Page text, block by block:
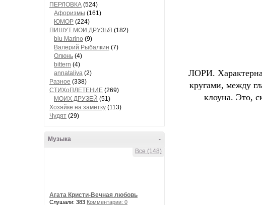
ПЕРЛОВКА (524)
Aфоризмы (161)
ЮМОР (224)
ПИШУТ МОИ ДРУЗЬЯ (182)
blu Marino (9)
Валерий Рыбалкин (7)
Олюнь (4)
bittern (4)
annataliya (2)
Разное (338)
СТИХоПЛЕТЕНИЕ (269)
МОИХ ДРУЗЕЙ (51)
Хозяйке на заметку (113)
Чудят (29)
-
Музыка
Все (148)
Агата Кристи-Вечная любовь
Слушали: 383 Комментарии: 0
ЛОРИ.
кругами, между
клоуна. Это,